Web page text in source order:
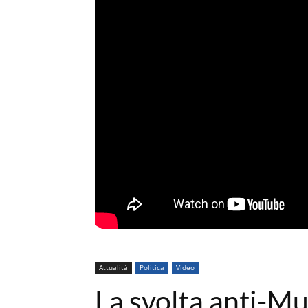
Attualità Politica Video
La svolta anti-